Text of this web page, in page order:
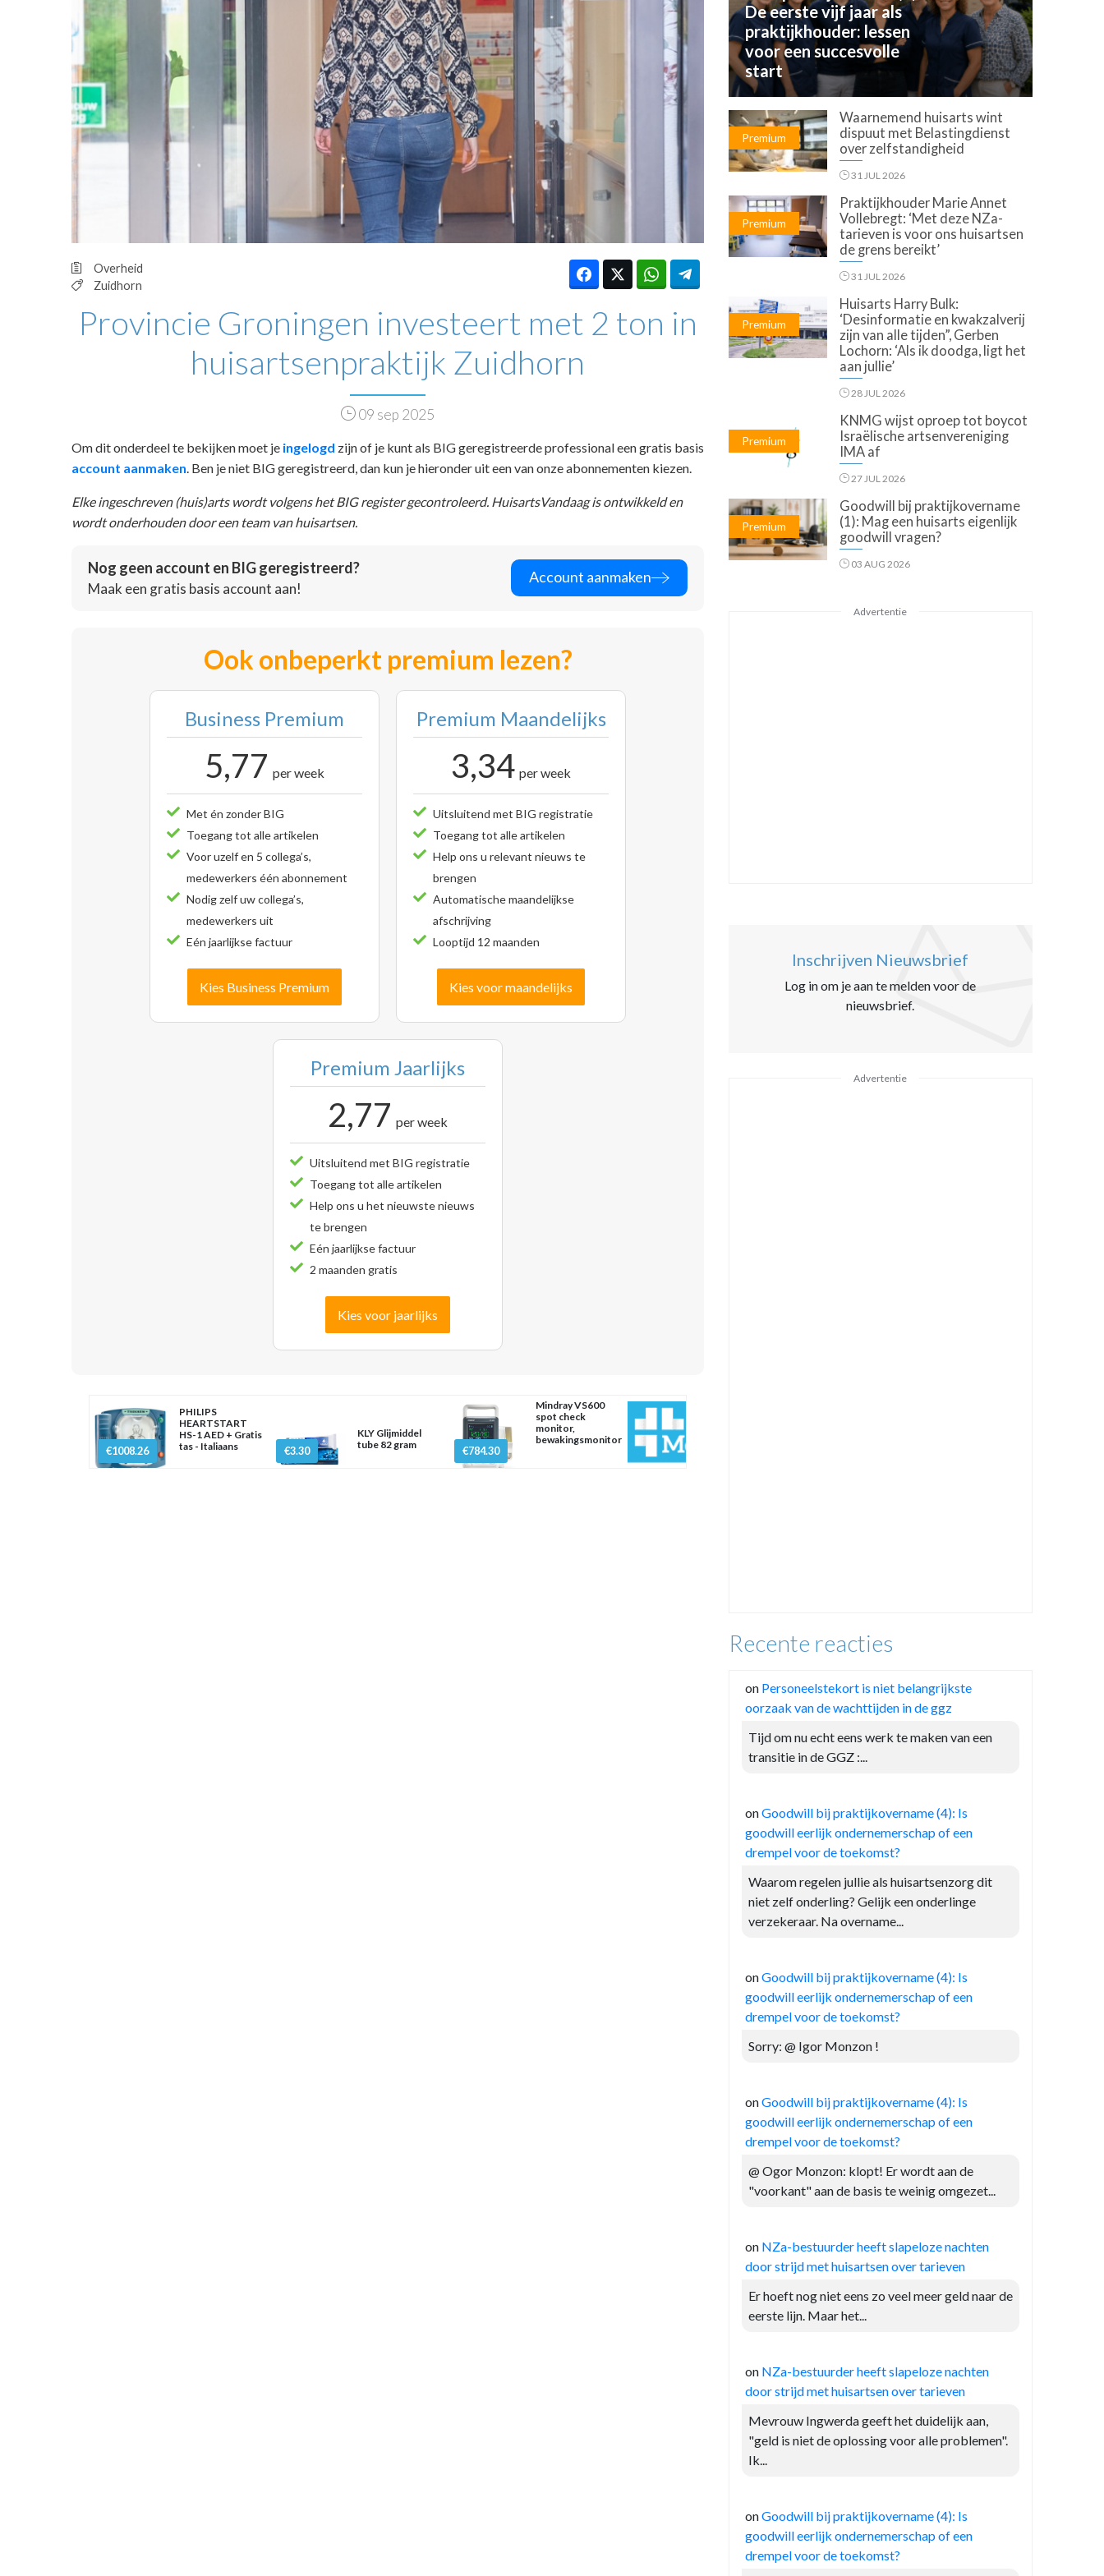
HUISARTSENPOST
PRAKTIJKZAKEN
TARIEVEN
VPHUISARTSEN
MEDISCHE VAKHANDEL
INLOGGEN
REGISTRATIE
Overheid
Zuidhorn
Provincie Groningen investeert met 2 ton in
huisartsenpraktijk Zuidhorn
09 sep 2025
Om dit onderdeel te bekijken moet je ingelogd zijn of je kunt als BIG geregistreerde professional een gratis basis
account aanmaken . Ben je niet BIG geregistreerd, dan kun je hieronder uit een van onze abonnementen kiezen.
Elke ingeschreven (huis)arts wordt volgens het BIG register gecontroleerd. HuisartsVandaag is ontwikkeld en
wordt onderhouden door een team van huisartsen.
Nog geen account en BIG geregistreerd?
Maak een gratis basis account aan!
Account aanmaken
Ook onbeperkt premium lezen?
Business Premium
5,77 per week
Met én zonder BIG
Toegang tot alle artikelen
Voor uzelf en 5 collega’s,
medewerkers één abonnement
Nodig zelf uw collega’s,
medewerkers uit
Eén jaarlijkse factuur
Kies Business Premium
Premium Maandelijks
3,34 per week
Uitsluitend met BIG registratie
Toegang tot alle artikelen
Help ons u relevant nieuws te
brengen
Automatische maandelijkse
afschrijving
Looptijd 12 maanden
Kies voor maandelijks
Premium Jaarlijks
2,77 per week
Uitsluitend met BIG registratie
Toegang tot alle artikelen
Help ons u het nieuwste nieuws
te brengen
Eén jaarlijkse factuur
2 maanden gratis
Kies voor jaarlijks
€1008.26
PHILIPS
HEARTSTART
HS-1 AED + Gratis
tas - Italiaans
€3.30
KLY Glijmiddel
tube 82 gram
€784.30
Mindray VS600
spot check
monitor,
bewakingsmonitor
De eerste vijf jaar als
praktijkhouder: lessen
voor een succesvolle
start
Premium
Waarnemend huisarts wint
dispuut met Belastingdienst
over zelfstandigheid
31 JUL 2026
Premium
Praktijkhouder Marie Annet
Vollebregt: ‘Met deze NZa-
tarieven is voor ons huisartsen
de grens bereikt’
31 JUL 2026
Premium
Huisarts Harry Bulk:
‘Desinformatie en kwakzalverij
zijn van alle tijden”, Gerben
Lochorn: ‘Als ik doodga, ligt het
aan jullie’
28 JUL 2026
Premium
KNMG wijst oproep tot boycot
Israëlische artsenvereniging
IMA af
27 JUL 2026
Premium
Goodwill bij praktijkovername
(1): Mag een huisarts eigenlijk
goodwill vragen?
03 AUG 2026
Advertentie
Inschrijven Nieuwsbrief
Log in om je aan te melden voor de
nieuwsbrief.
Advertentie
Recente reacties
on Personeelstekort is niet belangrijkste
oorzaak van de wachttijden in de ggz
Tijd om nu echt eens werk te maken van een
transitie in de GGZ :...
onGoodwill bij praktijkovername (4): Is
goodwill eerlijk ondernemerschap of een
drempel voor de toekomst?
Waarom regelen jullie als huisartsenzorg dit
niet zelf onderling? Gelijk een onderlinge
verzekeraar. Na overname...
onGoodwill bij praktijkovername (4): Is
goodwill eerlijk ondernemerschap of een
drempel voor de toekomst?
Sorry: @ Igor Monzon !
onGoodwill bij praktijkovername (4): Is
goodwill eerlijk ondernemerschap of een
drempel voor de toekomst?
@ Ogor Monzon: klopt! Er wordt aan de
"voorkant" aan de basis te weinig omgezet...
on NZa-bestuurder heeft slapeloze nachten
door strijd met huisartsen over tarieven
Er hoeft nog niet eens zo veel meer geld naar de
eerste lijn. Maar het...
on NZa-bestuurder heeft slapeloze nachten
door strijd met huisartsen over tarieven
Mevrouw Ingwerda geeft het duidelijk aan,
"geld is niet de oplossing voor alle problemen".
Ik...
onGoodwill bij praktijkovername (4): Is
goodwill eerlijk ondernemerschap of een
drempel voor de toekomst?